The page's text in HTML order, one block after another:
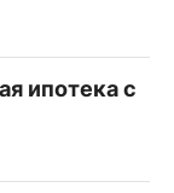
ипотека с